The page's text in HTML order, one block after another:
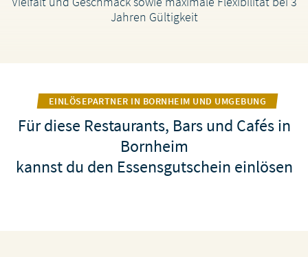
Jahren Gültigkeit
EINLÖSEPARTNER IN BORNHEIM UND UMGEBUNG
Für diese Restaurants, Bars und Cafés in
Bornheim
kannst du den Essensgutschein einlösen